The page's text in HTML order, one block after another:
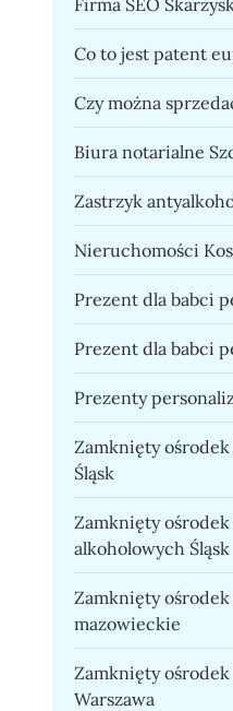
Firma SEO
Co to jest patent
Czy można
Biura notarialne
Zastrzyk
Nieruchomości
Prezent dla babci
Prezent dla babci
Prezenty
Zamknięty
Śląsk
Zamknięty
alkoholowych Śląsk
Zamknięty
mazowieckie
Zamknięty
Warszawa